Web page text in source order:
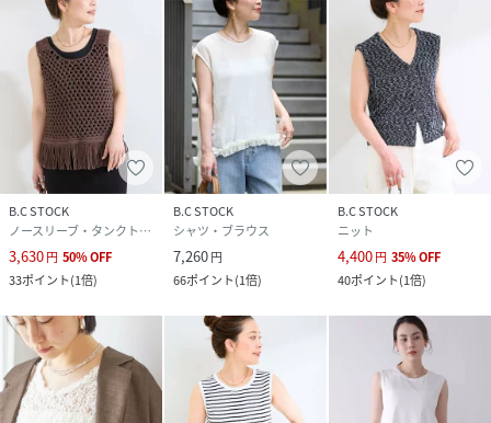
B.C STOCK
ノースリーブ・タンクトップ
3,630円 50%OFF
33ポイント(1倍)
B.C STOCK
シャツ・ブラウス
7,260円
66ポイント(1倍)
B.C STOCK
ニット
4,400円 35%OFF
40ポイント(1倍)